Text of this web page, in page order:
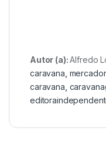
Autor (a):Alfredo
caravana mercador
caravana